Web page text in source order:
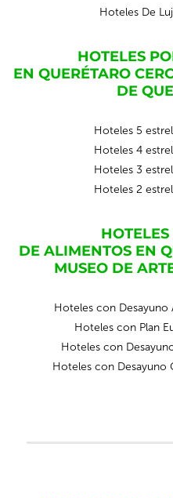
Hoteles De
HOTELES
EN QUERÉTARO
DE
Hoteles 5
Hoteles 4
Hoteles 3
Hoteles 2
DE ALIMENTOS EN
MUSEO DE
Hoteles con
Hoteles con Plan
Hoteles con
Hoteles con Desayuno